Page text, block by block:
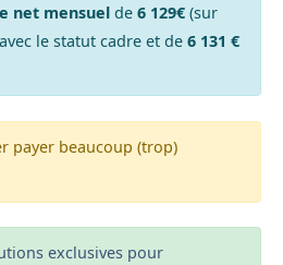
net mensuelde 6 129€(sur
le statut cadre et de 6 131 €
payer beaucoup (trop)
exclusives pour